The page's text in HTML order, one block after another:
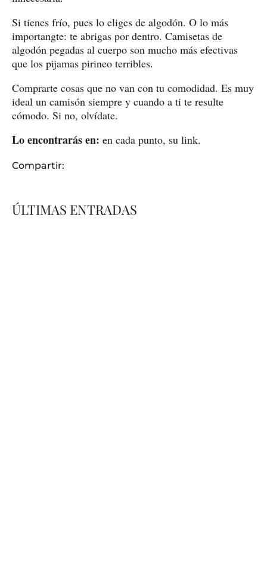
Si tienes frío, pues lo eliges de algodón. O lo más
importangte: te abrigas por dentro. Camisetas de
algodón pegadas al cuerpo son mucho más efectivas
que los pijamas pirineo terribles.
Comprarte cosas que no van con tu comodidad. Es muy
ideal un camisón siempre y cuando a ti te resulte
cómodo. Si no, olvídate.
Lo encontrarás en: en cada punto, su link.
Compartir:
ÚLTIMAS ENTRADAS